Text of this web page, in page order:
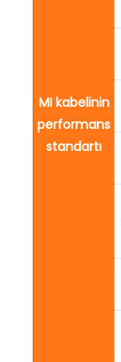
MI kabelinin
performans
standartı